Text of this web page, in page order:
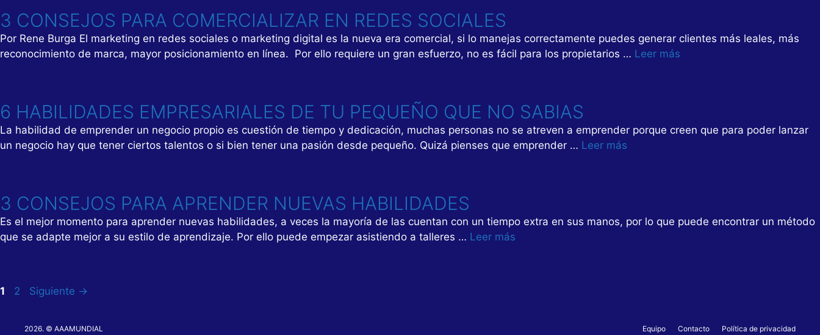
3 CONSEJOS PARA COMERCIALIZAR EN REDES SOCIALES
Por Rene Burga El marketing en redes sociales o marketing digital es la nueva era comercial, si lo manejas correctamente puedes generar clientes más leales, más
reconocimiento de marca, mayor posicionamiento en línea. Por ello requiere un gran esfuerzo, no es fácil para los propietarios … Leer más
6 HABILIDADES EMPRESARIALES DE TU PEQUEÑO QUE NO SABIAS
La habilidad de emprender un negocio propio es cuestión de tiempo y dedicación, muchas personas no se atreven a emprender porque creen que para poder lanzar
un negocio hay que tener ciertos talentos o si bien tener una pasión desde pequeño. Quizá pienses que emprender … Leer más
3 CONSEJOS PARA APRENDER NUEVAS HABILIDADES
Es el mejor momento para aprender nuevas habilidades, a veces la mayoría de las cuentan con un tiempo extra en sus manos, por lo que puede encontrar un método
que se adapte mejor a su estilo de aprendizaje. Por ello puede empezar asistiendo a talleres … Leer más
Página
1 Página
2 Siguiente →
Equipo Contacto Política de privacidad
2026. © AAAMUNDIAL